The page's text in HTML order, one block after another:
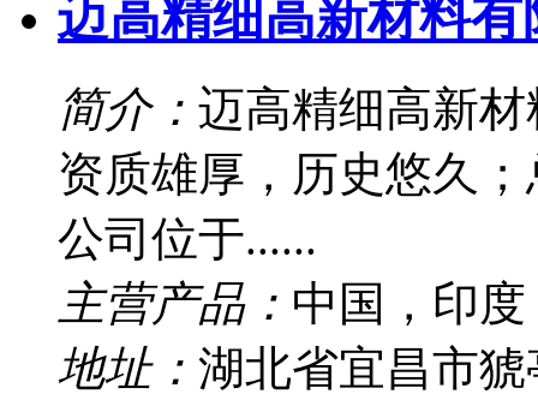
迈高精细高新材料有
简介： 迈高精细高新
资质雄厚，历史悠久
公司位于......
主营产品： 中国，印度
地址： 湖北省宜昌市